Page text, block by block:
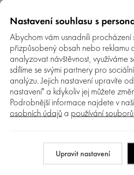
Doprava
Pokud u nás nakoupíte za více jak
zboží nepřesáhne 30 kg máte od
Předprodejní
Nastavení souhlasu s
Abychom vám usnadnili procházení
přizpůsobený obsah nebo reklamu
analyzovat návštěvnost, využíváme
sdílíme se svými partnery pro
analýzu. Jejich nastavení upravíte
nastavení" a kdykoliv jej můžete
Podrobnější informace najdete v
osobních údajů a používání
Upravit nastavení